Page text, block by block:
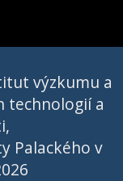
výzkumu a
technologií a
Palackého v